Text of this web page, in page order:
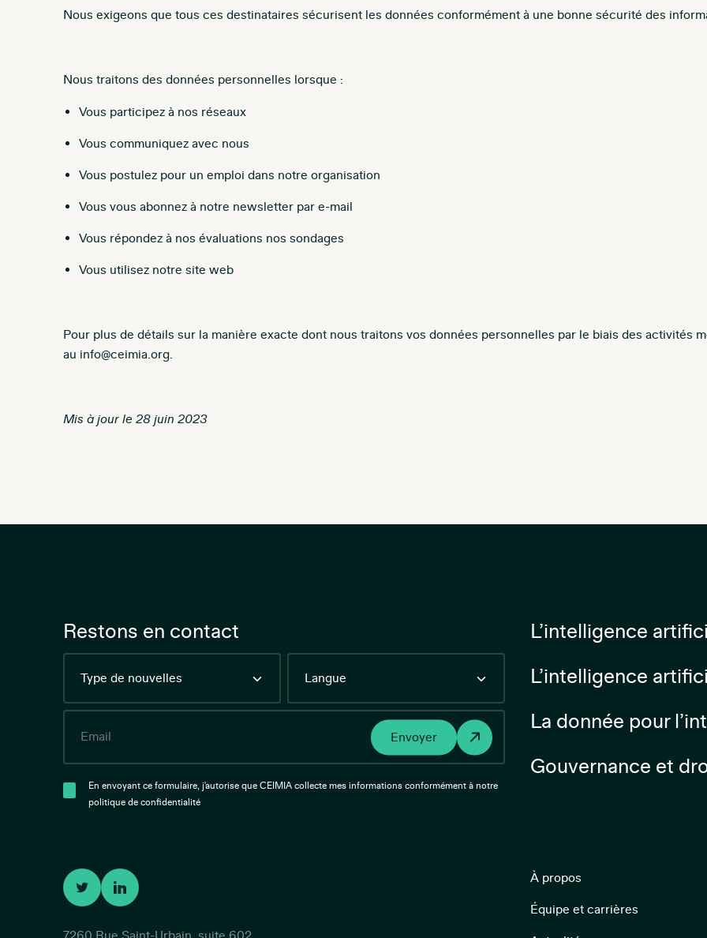
Nous exigeons que tous ces destinataires sécurisent les données conformément à une bonne sécurité des
Nous traitons des données personnelles lorsque :
Vous participez à nos réseaux
Vous communiquez avec nous
Vous postulez pour un emploi dans notre organisation
Vous vous abonnez à notre newsletter par e-mail
Vous répondez à nos évaluations nos sondages
Vous utilisez notre site web
Pour plus de détails sur la manière exacte dont nous traitons vos données personnelles par le biais des activités
au info@ceimia.org.
Mis à jour le 28 juin 2023
Restons en contact
Envoyer
En envoyant ce formulaire, j'autorise que CEIMIA collecte mes informations conformément à notre
politique de confidentialité
L’intelligence
L’intelligence
La donnée pour
Gouvernance et
À propos
Équipe et carrières